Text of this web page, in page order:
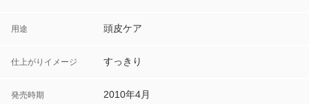
用途 頭皮ケア
仕上がりイメージ すっきり
発売時期 2010年4月